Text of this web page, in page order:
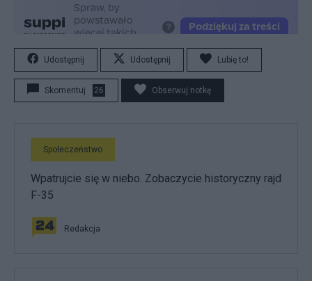
Udostępnij Udostępnij Lubię to!
Skomentuj 26 Obserwuj notkę
Społeczeństwo
Wpatrujcie się w niebo. Zobaczycie historyczny rajd
F-35
Redakcja